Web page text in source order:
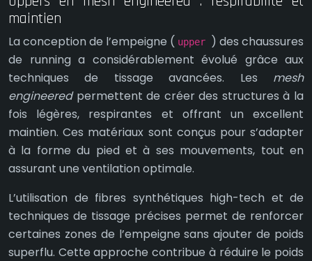
maintien
La conception de l’empeigne ( upper
) des chaussures
de running a considérablement évolué grâce aux
techniques de tissage avancées. Les mesh
engineered permettent de créer des structures à la
fois légères, respirantes et offrant un excellent
maintien. Ces matériaux sont conçus pour s’adapter
à la forme du pied et à ses mouvements, tout en
assurant une ventilation optimale.
L’utilisation de fibres synthétiques high-tech et de
techniques de tissage précises permet de renforcer
certaines zones de l’empeigne sans ajouter de poids
superflu. Cette approche contribue à réduire le poids